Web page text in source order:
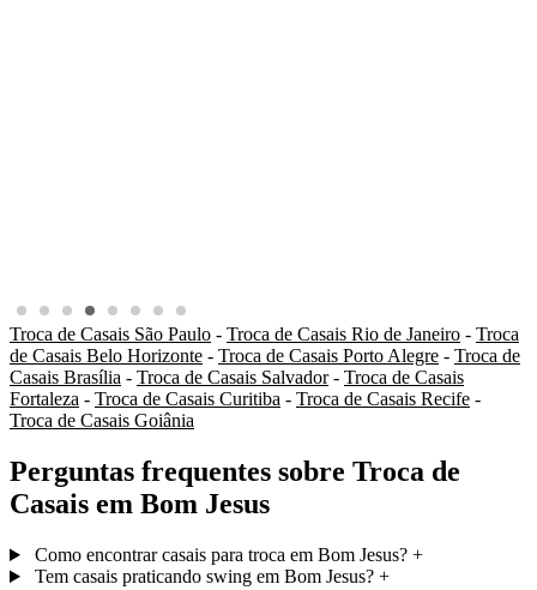
Troca de Casais São Paulo - Troca de Casais Rio de Janeiro - Troca
de Casais Belo Horizonte - Troca de Casais Porto Alegre - Troca de
Casais Brasília - Troca de Casais Salvador- Troca de Casais
Fortaleza - Troca de Casais Curitiba - Troca de Casais Recife -
Troca de Casais Goiânia
Perguntas frequentes sobre Troca de
Casais em Bom Jesus
Como encontrar casais para troca em Bom Jesus? +
Tem casais praticando swing em Bom Jesus? +